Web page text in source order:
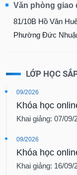
Văn phòng giao
81/10B Hồ Văn
Phường Đức
LỚP HỌC
09/2026
Khóa học
Khai giảng: 07/
09/2026
Khóa học
Khai giảng: 16/